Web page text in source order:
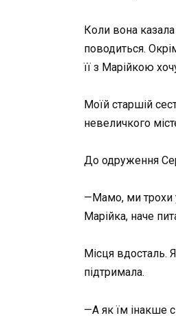
Коли вона
поводиться.
її з Марійкою
Моїй старшій
невеличкого
До одруження
—Мамо, ми трохи
Марійка, наче
Місця вдосталь.
підтримала.
—А як їм інакше